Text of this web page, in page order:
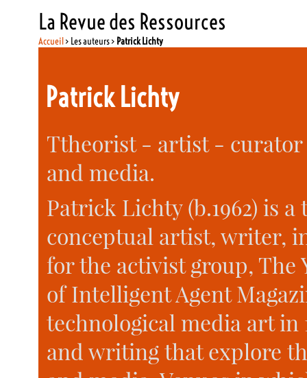
La Revue des Ressources
Accueil> Les auteurs > Patrick Lichty
Patrick Lichty
Ttheorist - artist - curator
and media.
Patrick Lichty (b.1962) is
conceptual artist, writer,
for the activist group, The
of Intelligent Agent
technological media art in
and writing that explore